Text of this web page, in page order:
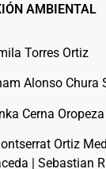
AMBIENTAL
Torres Ortiz
Alonso Chura
Cerna Oropeza
Ortiz
| Sebastian